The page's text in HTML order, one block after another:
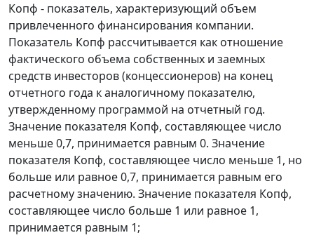
Копф - показатель, характеризующий объем
привлеченного финансирования компании.
Показатель Копф рассчитывается как отношение
фактического объема собственных и заемных
средств инвесторов (концессионеров) на конец
отчетного года к аналогичному показателю,
утвержденному программой на отчетный год.
Значение показателя Копф, составляющее число
меньше 0,7, принимается равным 0. Значение
показателя Копф, составляющее число меньше 1, но
больше или равное 0,7, принимается равным его
расчетному значению. Значение показателя Копф,
составляющее число больше 1 или равное 1,
принимается равным 1;